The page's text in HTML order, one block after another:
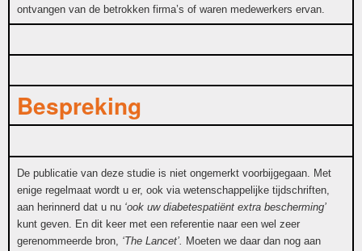
ontvangen van de betrokken firma’s of waren medewerkers ervan.
Bespreking
De publicatie van deze studie is niet ongemerkt voorbijgegaan. Met
enige regelmaat wordt u er, ook via wetenschappelijke tijdschriften,
aan herinnerd dat u nu ‘ook uw diabetespatiënt extra bescherming’
kunt geven. En dit keer met een referentie naar een wel zeer
gerenommeerde bron, ‘The Lancet’. Moeten we daar dan nog aan